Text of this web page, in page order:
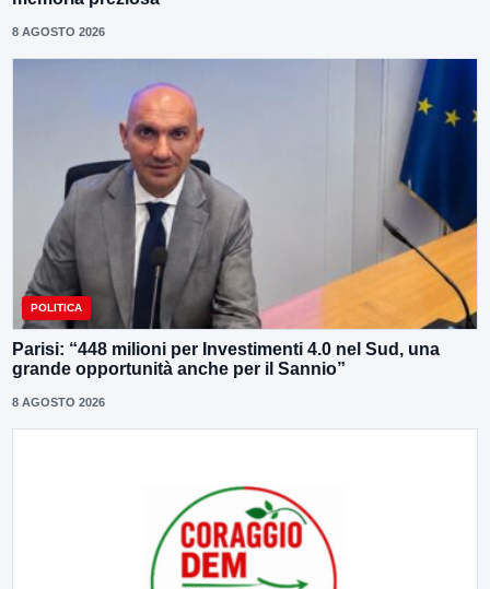
8 AGOSTO 2026
POLITICA
Parisi: “448 milioni per Investimenti 4.0 nel Sud, una
grande opportunità anche per il Sannio”
8 AGOSTO 2026